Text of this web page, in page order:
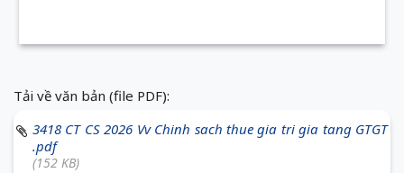
Tải về văn bản (file PDF):
3418 CT CS 2026 Vv Chinh sach thue gia tri gia tang GTGT
.pdf
(152 KB)